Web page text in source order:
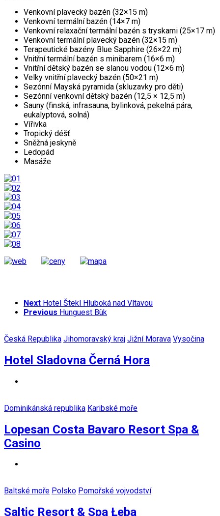
Venkovní plavecký bazén (32×15 m)
Venkovní termální bazén (14×7 m)
Venkovní relaxační termální bazén s tryskami (25×17 m)
Venkovní termální plavecký bazén (32×15 m)
Terapeutické bazény Blue Sapphire (26×22 m)
Vnitřní termální bazén s minibarem (16×6 m)
Vnitřní dětský bazén se slanou vodou (12×6 m)
Velky vnitřní plavecký bazén (50×21 m)
Sezónní Mayská pyramida (skluzavky pro děti)
Sezónní venkovní dětský bazén (12,5 × 12,5 m)
Sauny (finská, infrasauna, bylinková, pekelná pára,
eukalyptová, solná)
Vířivka
Tropický déšť
Sněžná jeskyně
Ledopád
Masáže
Next Hotel Štekl Hluboká nad Vltavou
Previous Hunguest Bük
Česká Republika Jihomoravský kraj Jižní Morava Vysočina
Hotel Sladovna Černá Hora
Dominikánská republika Karibské moře
Lopesan Costa Bavaro Resort Spa &
Casino
Baltské moře Polsko Pomořské vojvodství
Saltic Resort & Spa Łeba